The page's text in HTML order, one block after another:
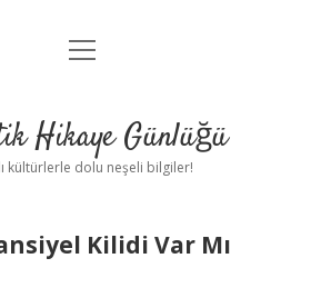
Anasayfa
Yasal Uyarı
menüyü
Hikaye Günlüğü
kültürlerle dolu neşeli bilgiler!
Kilidi Var Mı